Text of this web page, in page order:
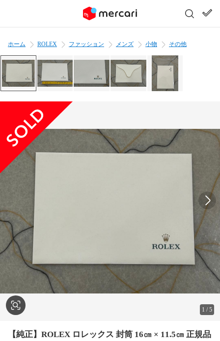
ホーム ROLEX ファッション メンズ 小物 その他
1 /5
【純正】ROLEX ロレックス 封筒 16㎝ × 11.5㎝ 正規品